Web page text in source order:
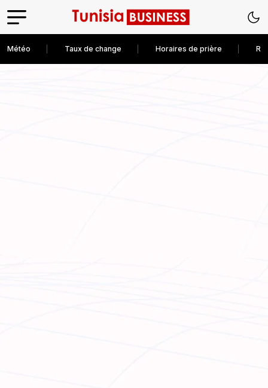
Météo Taux de change Horaires de prière